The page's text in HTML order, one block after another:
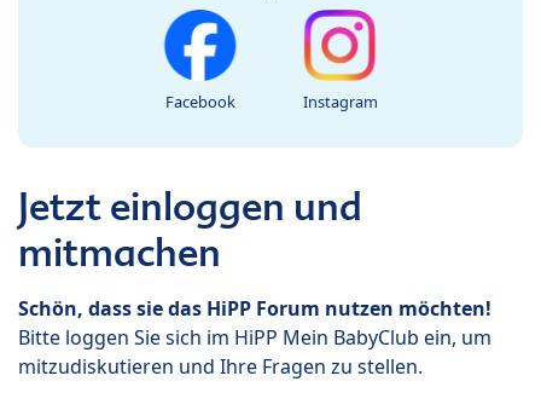
Facebook Instagram
Jetzt einloggen und
mitmachen
Schön, dass sie das HiPP Forum nutzen möchten!
Bitte loggen Sie sich im HiPP Mein BabyClub ein, um
mitzudiskutieren und Ihre Fragen zu stellen.